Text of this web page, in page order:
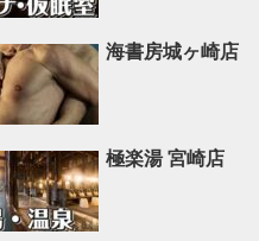
海書房城ヶ崎店
極楽湯 宮崎店